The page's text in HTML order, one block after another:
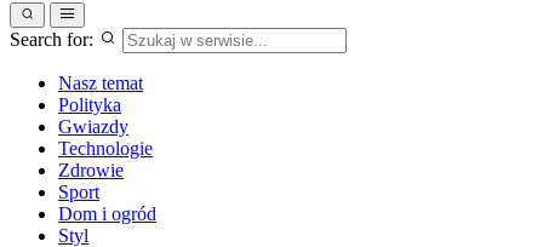
Search for:
Nasz temat
Polityka
Gwiazdy
Technologie
Zdrowie
Sport
Dom i ogród
Styl